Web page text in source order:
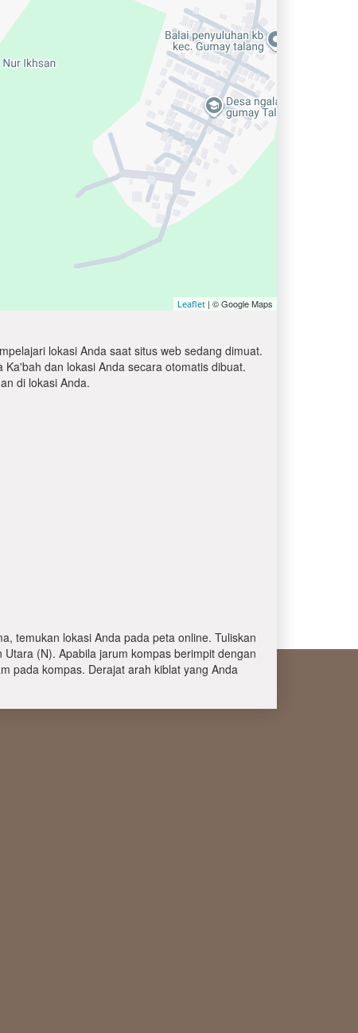
Leaflet | © Google Maps
lokasi Anda saat situs web sedang dimuat.
dan lokasi Anda secara otomatis dibuat.
di lokasi Anda.
temukan lokasi Anda pada peta online. Tuliskan
(N). Apabila jarum kompas berimpit dengan
pada kompas. Derajat arah kiblat yang Anda